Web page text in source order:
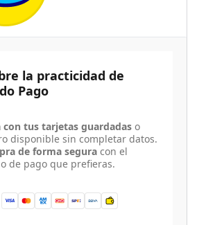
la practicidad de
Pago
con tus tarjetas guardadas o
disponible sin completar datos.
de forma segura con el
de pago que prefieras.